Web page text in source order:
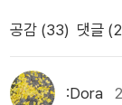
갈망이 있다. 하
위해 만든 것이나
않는다. 많은 문화
사회적 문화적 기
공감 (33) 댓글
:Dora